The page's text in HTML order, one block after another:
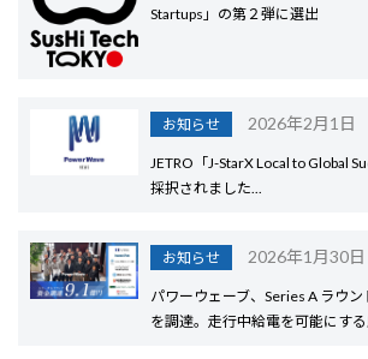
Startups」の第２弾に選出
お知らせ 2026年2月1日
JETRO「J-StarX Local to Global
採択されました...
お知らせ 2026年1月30日
パワーウェーブ、Series A ラウ
を調達。走行中給電を可能にする